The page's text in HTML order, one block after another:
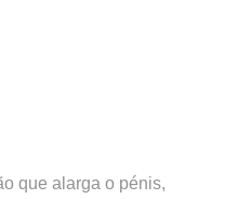
que alarga o pénis,